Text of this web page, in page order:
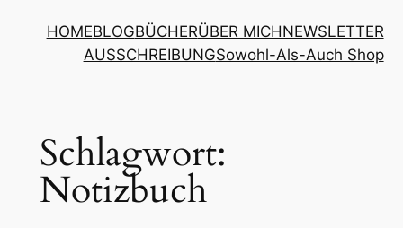
HOMEBLOGBÜCHERÜBER MICHNEWSLETTER
AUSSCHREIBUNGSowohl-Als-Auch Shop
Schlagwort:
Notizbuch